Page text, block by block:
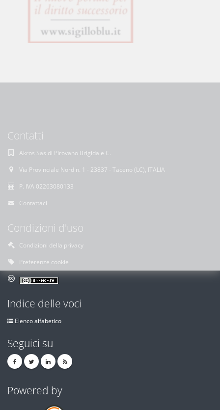
Contatti
Akros Sas di Pirovano Brigida e C.
Via Provinciale Nord n. 1 - 23837 - Taceno (LC), ITALIA
P. IVA 02263080133
Contattaci
Condizioni d'uso
Condizioni della privacy
Preferenze cookie
Indice delle voci
Elenco alfabetico
Seguici su
Powered by